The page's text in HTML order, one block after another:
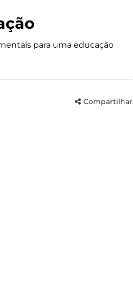
para uma educação
Compartilhar